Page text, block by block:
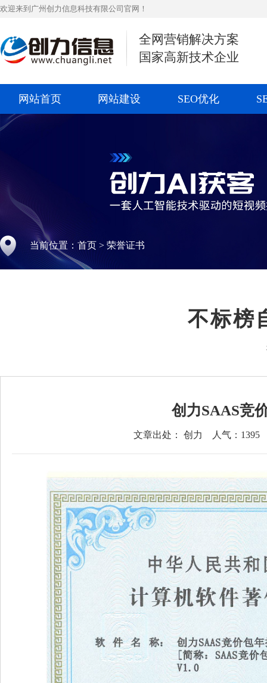
欢迎来到广州创力信息科技有限公司官网！
全网营销解决方案
国家高新技术企业
网站首页 网站建设 SEO优化
当前位置： 首页 > 荣誉证书
不标榜
创力SAAS竞
文章出处： 创力 人气： 1395